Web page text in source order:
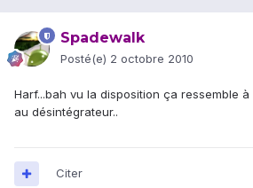
Spadewalk
Posté(e) 2 octobre 2010
Harf...bah vu la disposition ça ressemble
au désintégrateur..
Citer